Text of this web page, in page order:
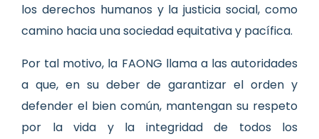
los derechos humanos y la justicia social, como
camino hacia una sociedad equitativa y pacífica.
Por tal motivo, la FAONG llama a las autoridades
a que, en su deber de garantizar el orden y
defender el bien común, mantengan su respeto
por la vida y la integridad de todos los